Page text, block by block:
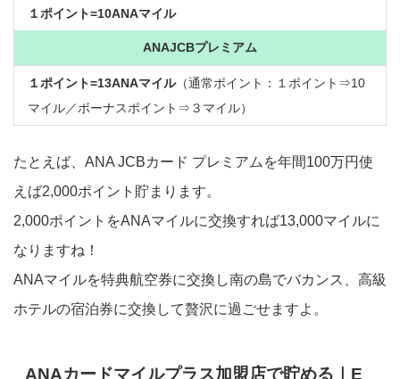
１ポイント=10ANAマイル
ANAJCBプレミアム
１ポイント=13ANAマイル（通常ポイント：１ポイント⇒10
マイル／ボーナスポイント⇒３マイル）
たとえば、ANA JCBカード プレミアムを年間100万円使
えば2,000ポイント貯まります。
2,000ポイントをANAマイルに交換すれば13,000マイルに
なりますね！
ANAマイルを特典航空券に交換し南の島でバカンス、高級
ホテルの宿泊券に交換して贅沢に過ごせますよ。
ANAカードマイルプラス加盟店で貯める｜E